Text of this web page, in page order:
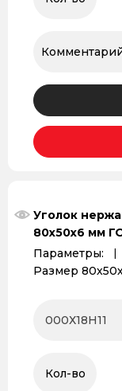
Уголок
80х50х6 мм
Параметры:
Размер